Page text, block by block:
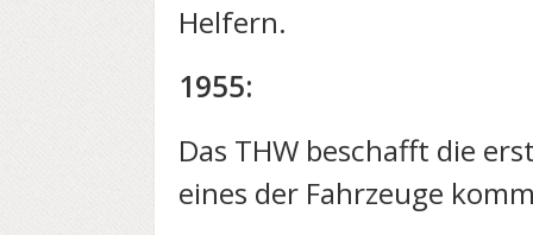
Helfern.
1955:
Das THW beschafft die
eines der Fahrzeuge